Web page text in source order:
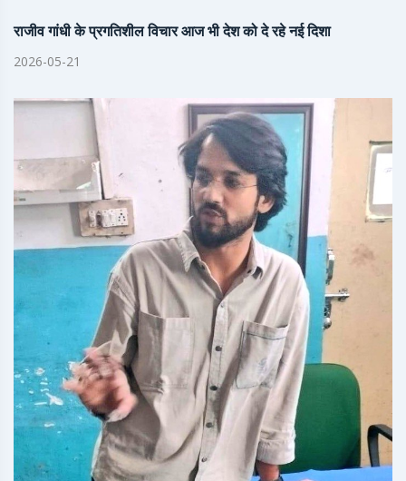
राजीव गांधी के प्रगतिशील विचार आज भी देश को दे रहे नई दिशा
2026-05-21